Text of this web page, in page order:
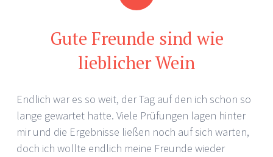
Gute Freunde sind wie
lieblicher Wein
Endlich war es so weit, der Tag auf den ich schon so
lange gewartet hatte. Viele Prüfungen lagen hinter
mir und die Ergebnisse ließen noch auf sich warten,
doch ich wollte endlich meine Freunde wieder